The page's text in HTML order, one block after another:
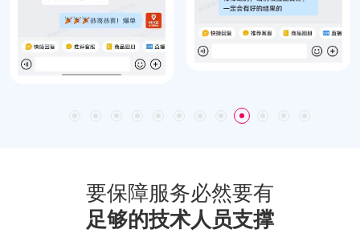
要保障服务必然要有
足够的技术人员支撑